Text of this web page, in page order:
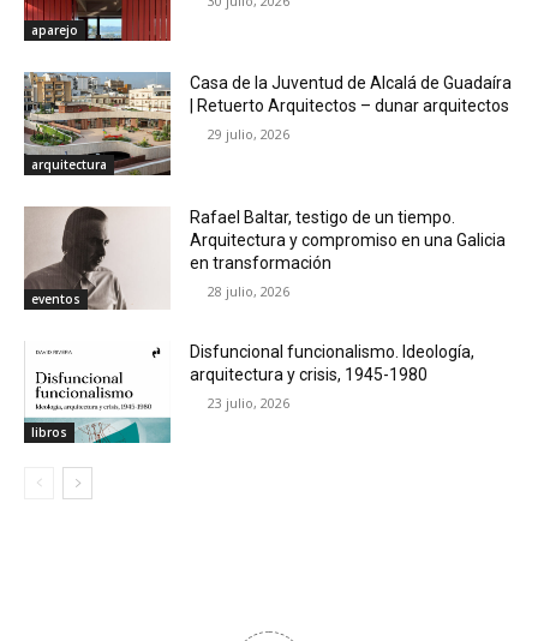
aparejo
arquitectura
Casa de la Juventud de Alcalá de Guadaíra
| Retuerto Arquitectos – dunar arquitectos
29 julio, 2026
eventos
Rafael Baltar, testigo de un tiempo.
Arquitectura y compromiso en una Galicia
en transformación
28 julio, 2026
libros
Disfuncional funcionalismo. Ideología,
arquitectura y crisis, 1945-1980
23 julio, 2026